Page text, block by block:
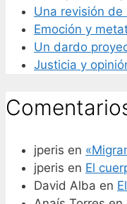
Una revisión de
Emoción y
Un dardo
Justicia y
jperis en
jperis en El
David Alba en